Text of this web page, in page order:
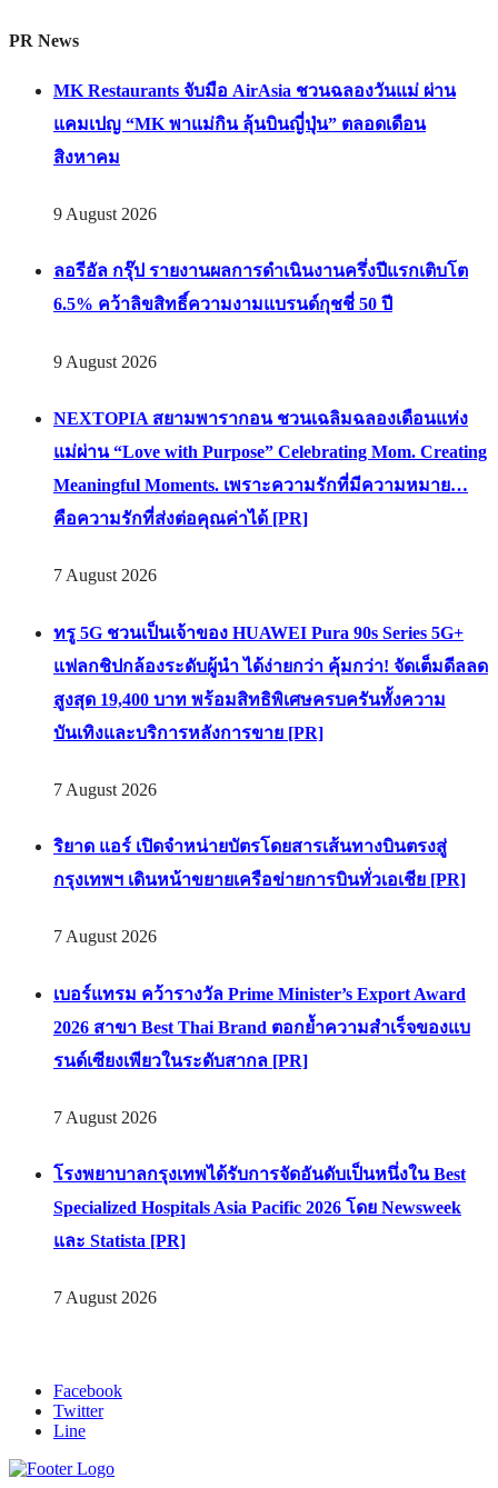
PR News
MK Restaurants จับมือ AirAsia ชวนฉลองวันแม่ ผ่าน
แคมเปญ “MK พาแม่กิน ลุ้นบินญี่ปุ่น” ตลอดเดือน
สิงหาคม
9 August 2026
ลอรีอัล กรุ๊ป รายงานผลการดำเนินงานครึ่งปีแรกเติบโต
6.5% คว้าลิขสิทธิ์ความงามแบรนด์กุชชี่ 50 ปี
9 August 2026
NEXTOPIA สยามพารากอน ชวนเฉลิมฉลองเดือนแห่ง
แม่ผ่าน “Love with Purpose” Celebrating Mom. Creating
Meaningful Moments. เพราะความรักที่มีความหมาย…
คือความรักที่ส่งต่อคุณค่าได้ [PR]
7 August 2026
ทรู 5G ชวนเป็นเจ้าของ HUAWEI Pura 90s Series 5G+
แฟลกชิปกล้องระดับผู้นำ ได้ง่ายกว่า คุ้มกว่า! จัดเต็มดีลลด
สูงสุด 19,400 บาท พร้อมสิทธิพิเศษครบครันทั้งความ
บันเทิงและบริการหลังการขาย [PR]
7 August 2026
ริยาด แอร์ เปิดจำหน่ายบัตรโดยสารเส้นทางบินตรงสู่
กรุงเทพฯ เดินหน้าขยายเครือข่ายการบินทั่วเอเชีย [PR]
7 August 2026
เบอร์แทรม คว้ารางวัล Prime Minister’s Export Award
2026 สาขา Best Thai Brand ตอกย้ำความสำเร็จของแบ
รนด์เซียงเพียวในระดับสากล [PR]
7 August 2026
โรงพยาบาลกรุงเทพได้รับการจัดอันดับเป็นหนึ่งใน Best
Specialized Hospitals Asia Pacific 2026 โดย Newsweek
และ Statista [PR]
7 August 2026
Facebook
Twitter
Line